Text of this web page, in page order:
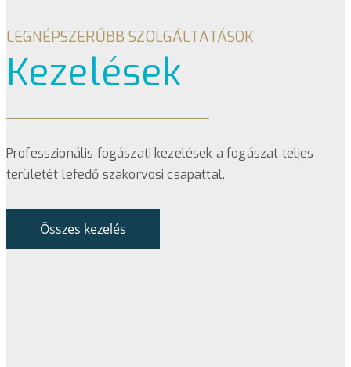
LEGNÉPSZERŰBB SZOLGÁLTATÁSOK
Kezelések
Professzionális fogászati kezelések a fogászat teljes
területét lefedő szakorvosi csapattal.
Összes kezelés